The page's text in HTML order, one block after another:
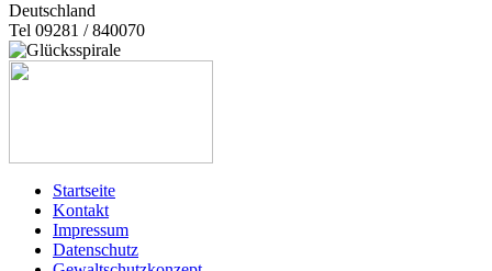
Deutschland
Tel 09281 / 840070
Startseite
Kontakt
Impressum
Datenschutz